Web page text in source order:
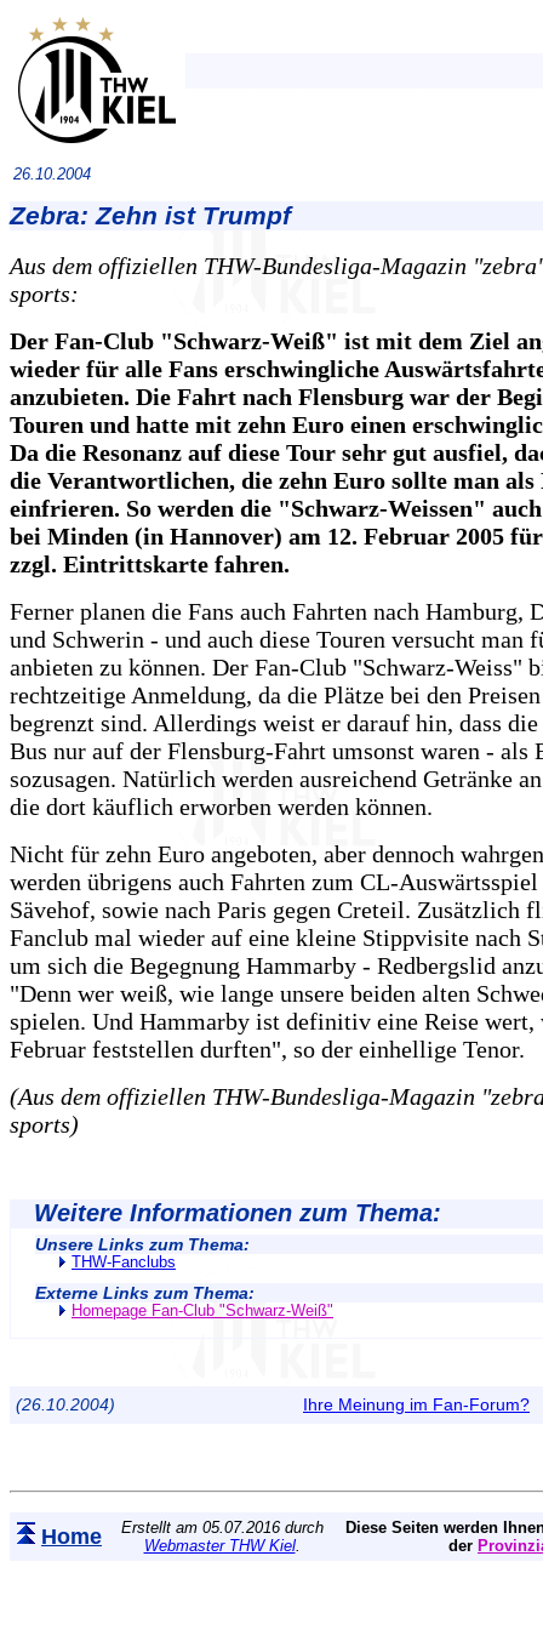
26.10.2004
Zebra: Zehn ist Trumpf
Aus dem offiziellen THW-Bundesliga-Magazin
sports:
Der Fan-Club "Schwarz-Weiß" ist mit dem Ziel
wieder für alle Fans erschwingliche
anzubieten. Die Fahrt nach Flensburg war der
Touren und hatte mit zehn Euro einen
Da die Resonanz auf diese Tour sehr gut ausfiel,
die Verantwortlichen, die zehn Euro sollte man als
einfrieren. So werden die "Schwarz-Weissen"
bei Minden (in Hannover) am 12. Februar 2005
zzgl. Eintrittskarte fahren.
Ferner planen die Fans auch Fahrten nach Hamburg,
und Schwerin - und auch diese Touren versucht man
anbieten zu können. Der Fan-Club "Schwarz-Weiss"
rechtzeitige Anmeldung, da die Plätze bei den
begrenzt sind. Allerdings weist er darauf hin, dass
Bus nur auf der Flensburg-Fahrt umsonst waren - als
sozusagen. Natürlich werden ausreichend Getränke
die dort käuflich erworben werden können.
Nicht für zehn Euro angeboten, aber dennoch
werden übrigens auch Fahrten zum CL-Auswärtsspiel
Sävehof, sowie nach Paris gegen Creteil. Zusätzlich
Fanclub mal wieder auf eine kleine Stippvisite nach
um sich die Begegnung Hammarby - Redbergslid
"Denn wer weiß, wie lange unsere beiden alten
spielen. Und Hammarby ist definitiv eine Reise
Februar feststellen durften", so der einhellige Tenor.
(Aus dem offiziellen THW-Bundesliga-Magazin
sports)
Weitere Informationen zum Thema:
Unsere Links zum Thema:
THW-Fanclubs
Externe Links zum Thema:
Homepage Fan-Club "Schwarz-Weiß"
(26.10.2004) Ihre Meinung im Fan-Forum?
Home
Erstellt am 05.07.2016 durch
Webmaster THW Kiel.
Diese Seiten werden
der